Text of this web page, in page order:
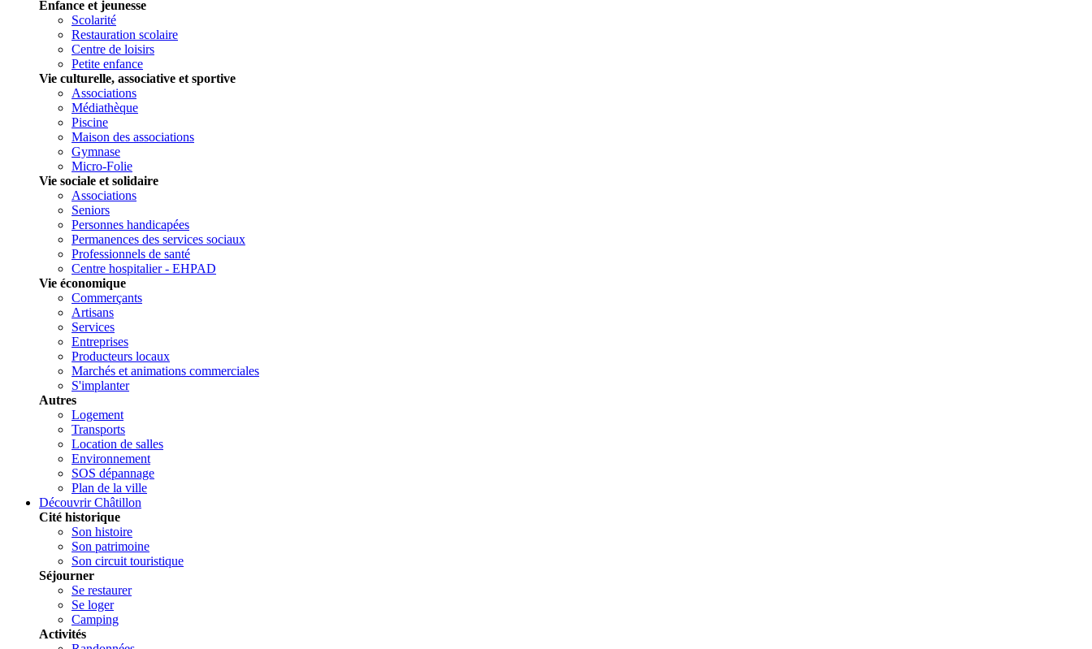
Enfance et jeunesse
Scolarité
Restauration scolaire
Centre de loisirs
Petite enfance
Vie culturelle, associative et sportive
Associations
Médiathèque
Piscine
Maison des associations
Gymnase
Micro-Folie
Vie sociale et solidaire
Associations
Seniors
Personnes handicapées
Permanences des services sociaux
Professionnels de santé
Centre hospitalier - EHPAD
Vie économique
Commerçants
Artisans
Services
Entreprises
Producteurs locaux
Marchés et animations commerciales
S'implanter
Autres
Logement
Transports
Location de salles
Environnement
SOS dépannage
Plan de la ville
Découvrir Châtillon
Cité historique
Son histoire
Son patrimoine
Son circuit touristique
Séjourner
Se restaurer
Se loger
Camping
Activités